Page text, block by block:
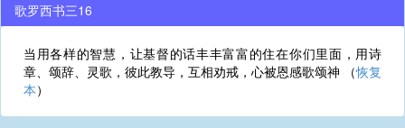
歌罗西书三16
当用各样的智慧，让基督的话丰丰富富的住在你们里面，用诗
章、颂辞、灵歌，彼此教导，互相劝戒，心被恩感歌颂神 （恢复
本）